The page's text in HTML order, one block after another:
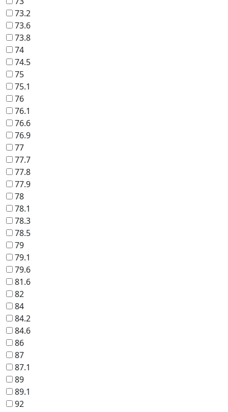
73.2
73.6
73.8
74
74.5
75
75.1
76
76.1
76.6
76.9
77
77.7
77.8
77.9
78
78.1
78.3
78.5
79
79.1
79.6
81.6
82
84
84.2
84.6
86
87
87.1
89
89.1
92